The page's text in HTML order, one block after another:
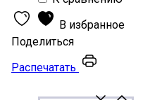
В избранное
Поделиться
Распечатать